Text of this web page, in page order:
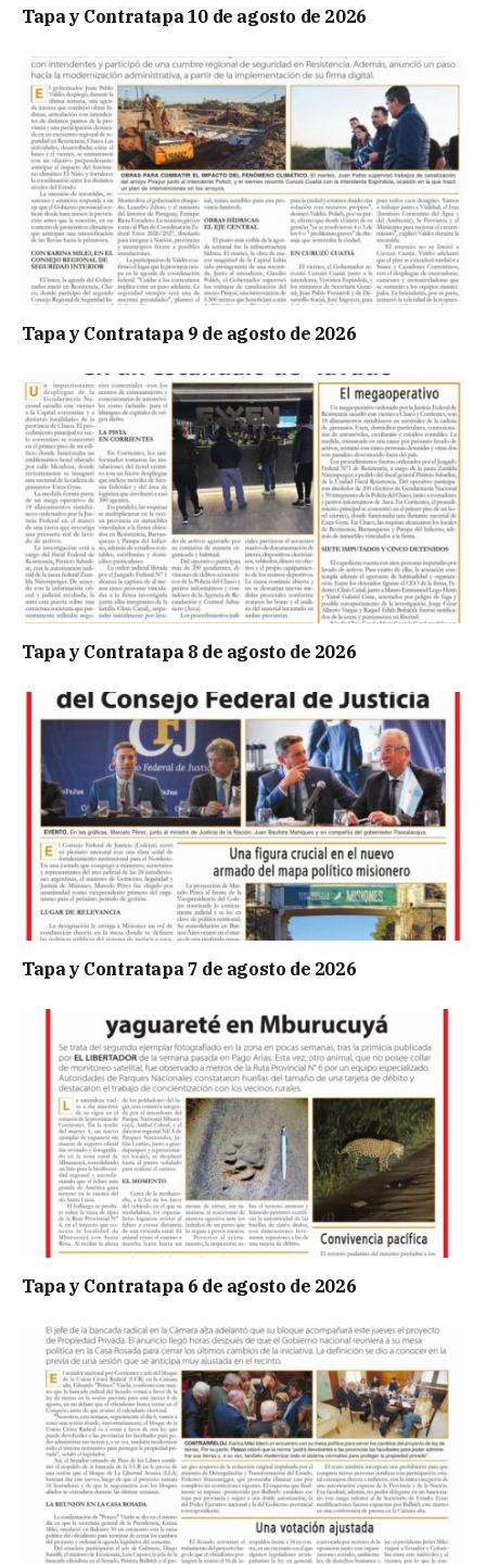
Tapa y Contratapa 10 de agosto de 2026
Tapa y Contratapa 9 de agosto de 2026
Tapa y Contratapa 8 de agosto de 2026
Tapa y Contratapa 7 de agosto de 2026
Tapa y Contratapa 6 de agosto de 2026